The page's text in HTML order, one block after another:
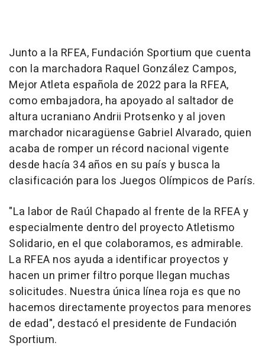
Junto a la RFEA, Fundación Sportium que cuenta
con la marchadora Raquel González Campos,
Mejor Atleta española de 2022 para la RFEA,
como embajadora, ha apoyado al saltador de
altura ucraniano Andrii Protsenko y al joven
marchador nicaragüense Gabriel Alvarado, quien
acaba de romper un récord nacional vigente
desde hacía 34 años en su país y busca la
clasificación para los Juegos Olímpicos de París.
"La labor de Raúl Chapado al frente de la RFEA y
especialmente dentro del proyecto Atletismo
Solidario, en el que colaboramos, es admirable.
La RFEA nos ayuda a identificar proyectos y
hacen un primer filtro porque llegan muchas
solicitudes. Nuestra única línea roja es que no
hacemos directamente proyectos para menores
de edad", destacó el presidente de Fundación
Sportium.